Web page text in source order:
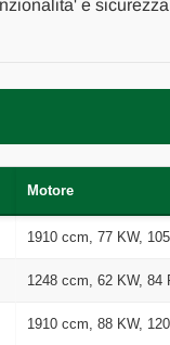
e
Motore
1910 ccm, 77 KW,
1248 ccm, 62 KW, 84
1910 ccm, 88 KW,